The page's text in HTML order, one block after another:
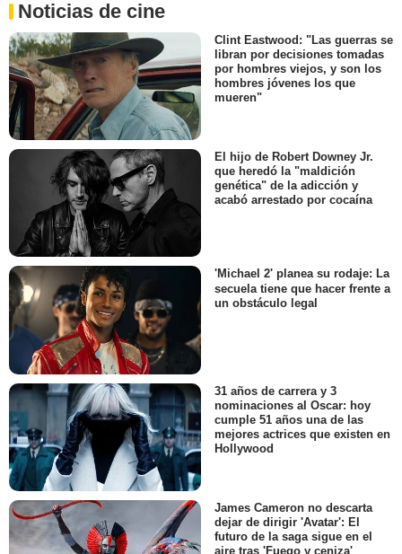
Noticias de cine
Clint Eastwood: "Las guerras se
libran por decisiones tomadas
por hombres viejos, y son los
hombres jóvenes los que
mueren"
El hijo de Robert Downey Jr.
que heredó la "maldición
genética" de la adicción y
acabó arrestado por cocaína
'Michael 2' planea su rodaje: La
secuela tiene que hacer frente a
un obstáculo legal
31 años de carrera y 3
nominaciones al Oscar: hoy
cumple 51 años una de las
mejores actrices que existen en
Hollywood
James Cameron no descarta
dejar de dirigir 'Avatar': El
futuro de la saga sigue en el
aire tras 'Fuego y ceniza'